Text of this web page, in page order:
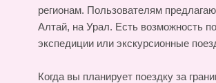
регионам. Пользователям
Алтай, на Урал. Есть возможность
экспедиции или экскурсионные
Когда вы планирует поездку за